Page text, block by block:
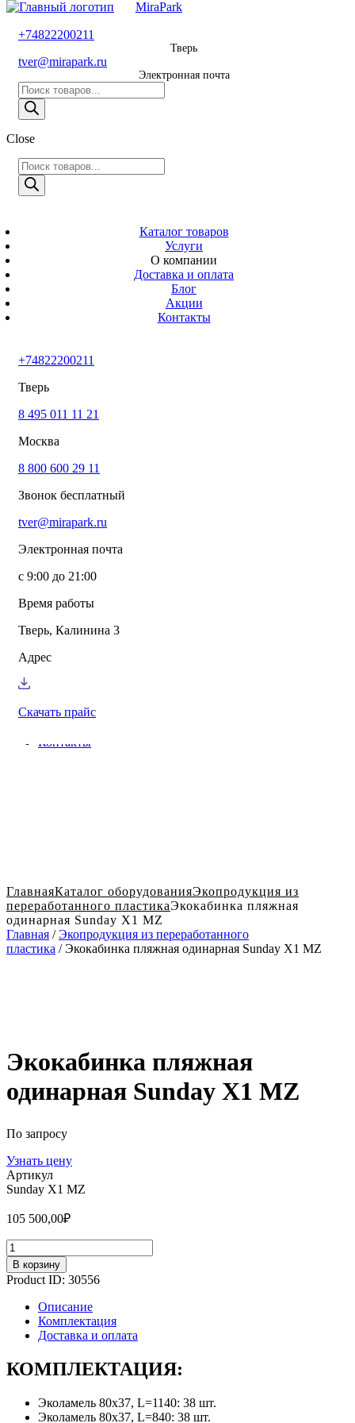
MiraPark
бесплатный
+74822200211
Электронная
Время работы
Тверь,
Калинина 3
+74822200211 info@mirapark.ru
Каталог товаров
Игровое оборудование для детских площадок
Оборудование для площадок для выгула собак
Спортивное оборудование для улицы
Малые архитектурные формы под заказ
Услуги
Озеленение благоустройство
Монтаж детских площадок
Резиновые покрытия для площадок
Установка МАФ
Доставка и оплата в Твери
Контакты
MiraPark
+74822200211
Тверь
tver@mirapark.ru
Электронная почта
Поиск
товаров
Close
Поиск
товаров
Каталог товаров
Услуги
О компании
Доставка и оплата
Блог
Акции
Контакты
+74822200211
Тверь
8 495 011 11 21
Москва
8 800 600 29 11
Звонок бесплатный
tver@mirapark.ru
Электронная почта
с 9:00 до 21:00
Время работы
Тверь, Калинина 3
Адрес
Скачать прайс
ГлавнаяКаталог оборудованияЭкопродукция из
переработанного пластикаЭкокабинка пляжная
одинарная Sunday X1 MZ
Главная /Экопродукция из переработанного
пластика / Экокабинка пляжная одинарная Sunday X1 MZ
Экокабинка пляжная
одинарная Sunday X1 MZ
По запросу
Узнать цену
Артикул
Sunday X1 MZ
105 500,00₽
Количество
В корзину
Product ID: 30556
Описание
Комплектация
Доставка и оплата
КОМПЛЕКТАЦИЯ:
Эколамель 80х37, L=1140: 38 шт.
Эколамель 80х37, L=840: 38 шт.